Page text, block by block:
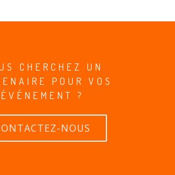
CHERCHEZ UN
POUR VOS
ÉVÉNEMENT ?
NOUS